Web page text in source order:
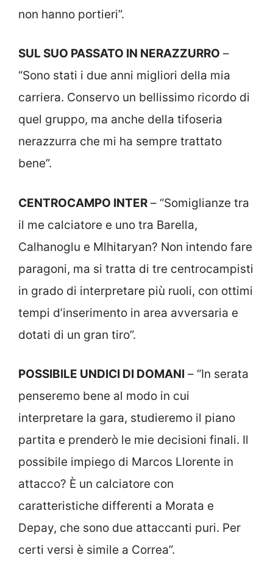
non hanno portieri”.
SUL SUO PASSATO IN NERAZZURRO –
“Sono stati i due anni migliori della mia
carriera. Conservo un bellissimo ricordo di
quel gruppo, ma anche della tifoseria
nerazzurra che mi ha sempre trattato
bene”.
CENTROCAMPO INTER – “Somiglianze tra
il me calciatore e uno tra Barella,
Calhanoglu e Mlhitaryan? Non intendo fare
paragoni, ma si tratta di tre centrocampisti
in grado di interpretare più ruoli, con ottimi
tempi d’inserimento in area avversaria e
dotati di un gran tiro”.
POSSIBILE UNDICI DI DOMANI – “In serata
penseremo bene al modo in cui
interpretare la gara, studieremo il piano
partita e prenderò le mie decisioni finali. Il
possibile impiego di Marcos Llorente in
attacco? È un calciatore con
caratteristiche differenti a Morata e
Depay, che sono due attaccanti puri. Per
certi versi è simile a Correa”.